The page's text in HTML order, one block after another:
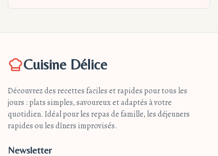
Cuisine Délice
Découvrez des recettes faciles et rapides pour tous les
jours : plats simples, savoureux et adaptés à votre
quotidien. Idéal pour les repas de famille, les déjeuners
rapides ou les dîners improvisés.
Newsletter